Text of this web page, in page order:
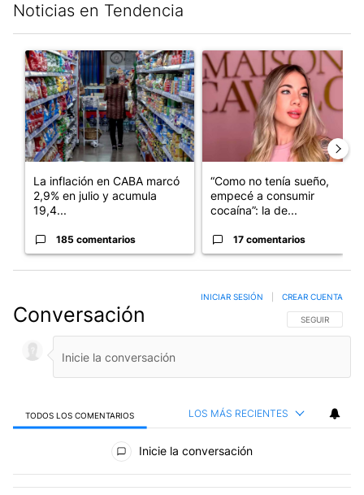
Noticias en Tendencia
Un artículo de tendencia con el título "La inflación en CABA
La inflación en CABA marcó
2,9% en julio y acumula
19,4...
185 comentarios
Un artículo de tendencia con
“Como no tenía sueño,
empecé a consumir
cocaína”: la de...
17 comentarios
Conversación SIGA ESTA
SEGUIR
INICIAR SESIÓN CREAR CUENTA
TODOS LOS COMENTARIOS LOS MÁS RECIENTES
Todos los comentarios
Inicie la conversación